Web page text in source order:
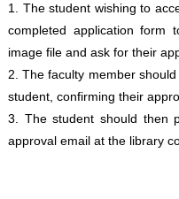
1. The student wishing to
completed application
image file and ask for their
2. The faculty member
student, confirming their
3. The student should then
approval email at the library